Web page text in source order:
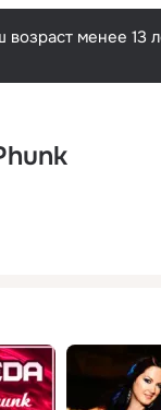
менее 13